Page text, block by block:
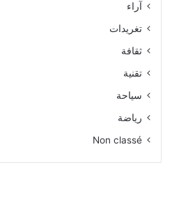
آراء
تغريدات
ثقافة
تقنية
سياحة
رياضة
Non classé